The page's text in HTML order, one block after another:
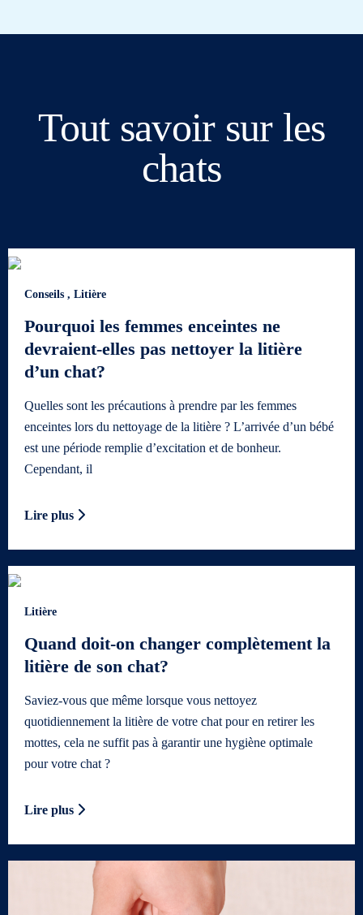
Tout savoir sur les
chats
Conseils , Litière
Pourquoi les femmes enceintes ne
devraient-elles pas nettoyer la litière
d’un chat?
Quelles sont les précautions à prendre par les femmes
enceintes lors du nettoyage de la litière ? L’arrivée d’un bébé
est une période remplie d’excitation et de bonheur.
Cependant, il
Lire plus
Litière
Quand doit-on changer complètement la
litière de son chat?
Saviez-vous que même lorsque vous nettoyez
quotidiennement la litière de votre chat pour en retirer les
mottes, cela ne suffit pas à garantir une hygiène optimale
pour votre chat ?
Lire plus